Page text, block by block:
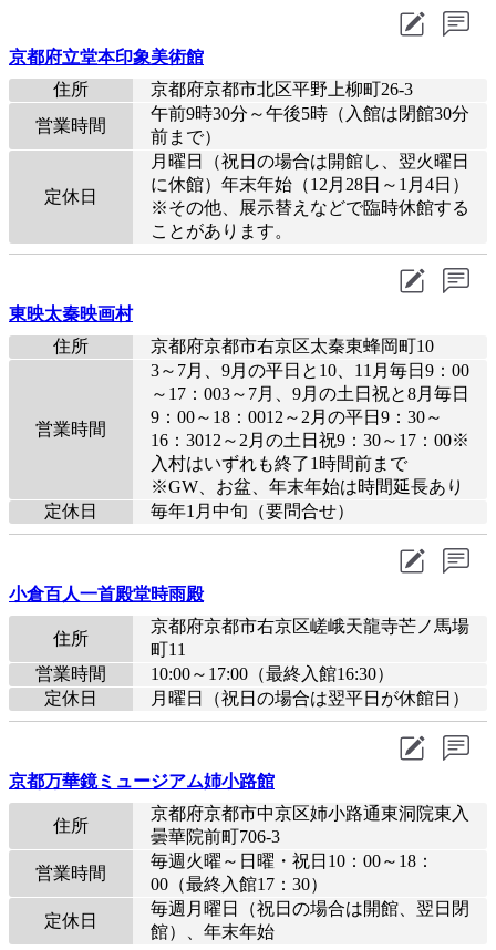
京都府立堂本印象美術館
住所
京都府京都市北区平野上柳町26-3
営業時間
午前9時30分～午後5時（入館は閉館30分
前まで）
定休日
月曜日（祝日の場合は開館し、翌火曜日
に休館）年末年始（12月28日～1月4日）
※その他、展示替えなどで臨時休館する
ことがあります。
東映太秦映画村
住所
京都府京都市右京区太秦東蜂岡町10
営業時間
3～7月、9月の平日と10、11月毎日9：00
～17：003～7月、9月の土日祝と8月毎日
9：00～18：0012～2月の平日9：30～
16：3012～2月の土日祝9：30～17：00※
入村はいずれも終了1時間前まで
※GW、お盆、年末年始は時間延長あり
定休日
毎年1月中旬（要問合せ）
小倉百人一首殿堂時雨殿
住所
京都府京都市右京区嵯峨天龍寺芒ノ馬場
町11
営業時間
10:00～17:00（最終入館16:30）
定休日
月曜日（祝日の場合は翌平日が休館日）
京都万華鏡ミュージアム姉小路館
住所
京都府京都市中京区姉小路通東洞院東入
曇華院前町706-3
営業時間
毎週火曜～日曜・祝日10：00～18：
00（最終入館17：30）
定休日
毎週月曜日（祝日の場合は開館、翌日閉
館）、年末年始